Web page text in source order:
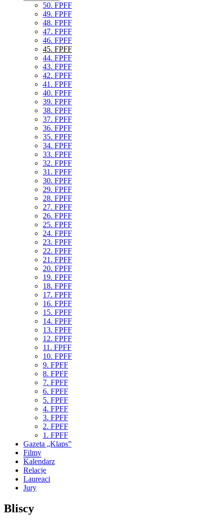
50. FPFF
49. FPFF
48. FPFF
47. FPFF
46. FPFF
45. FPFF
44. FPFF
43. FPFF
42. FPFF
41. FPFF
40. FPFF
39. FPFF
38. FPFF
37. FPFF
36. FPFF
35. FPFF
34. FPFF
33. FPFF
32. FPFF
31. FPFF
30. FPFF
29. FPFF
28. FPFF
27. FPFF
26. FPFF
25. FPFF
24. FPFF
23. FPFF
22. FPFF
21. FPFF
20. FPFF
19. FPFF
18. FPFF
17. FPFF
16. FPFF
15. FPFF
14. FPFF
13. FPFF
12. FPFF
11. FPFF
10. FPFF
9. FPFF
8. FPFF
7. FPFF
6. FPFF
5. FPFF
4. FPFF
3. FPFF
2. FPFF
1. FPFF
Gazeta „Klaps”
Filmy
Kalendarz
Relacje
Laureaci
Jury
Bliscy